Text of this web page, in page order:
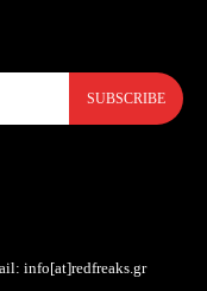
SUBSCRIBE
info[at]redfreaks.gr